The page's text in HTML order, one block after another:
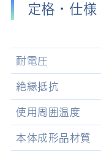
定格・仕様
耐電圧
絶縁抵抗
使用周囲温度
本体成形品材質